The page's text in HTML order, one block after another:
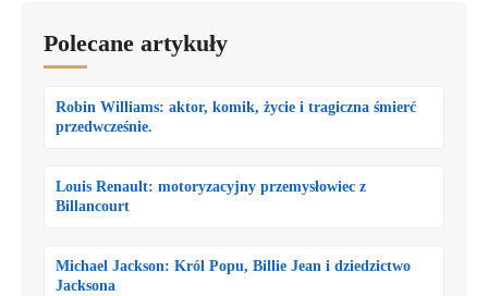
Polecane artykuły
Robin Williams: aktor, komik, życie i tragiczna śmierć
przedwcześnie.
Louis Renault: motoryzacyjny przemysłowiec z
Billancourt
Michael Jackson: Król Popu, Billie Jean i dziedzictwo
Jacksona